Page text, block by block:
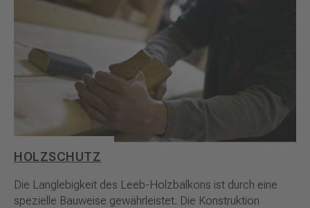
HOLZSCHUTZ
Die Langlebigkeit des Leeb-Holzbalkons ist durch eine
spezielle Bauweise gewährleistet. Die Konstruktion